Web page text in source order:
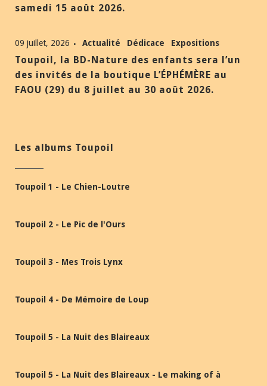
samedi 15 août 2026.
09 juillet, 2026 Actualité Dédicace Expositions
Toupoil, la BD-Nature des enfants sera l’un
des invités de la boutique L’ÉPHÉMÈRE au
FAOU (29) du 8 juillet au 30 août 2026.
Les albums Toupoil
Toupoil 1 - Le Chien-Loutre
Toupoil 2 - Le Pic de l'Ours
Toupoil 3 - Mes Trois Lynx
Toupoil 4 - De Mémoire de Loup
Toupoil 5 - La Nuit des Blaireaux
Toupoil 5 - La Nuit des Blaireaux - Le making of à